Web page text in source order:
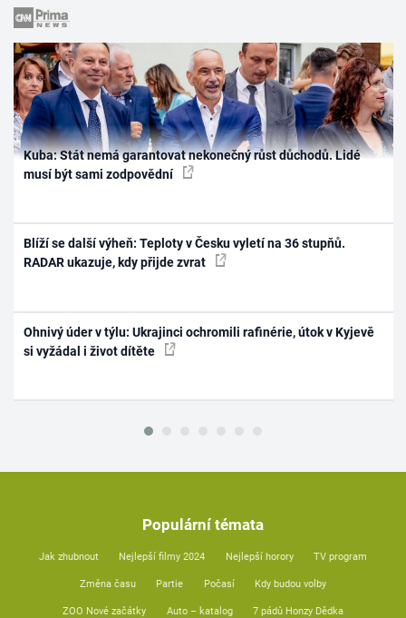
Kuba: Stát nemá garantovat nekonečný růst důchodů. Lidé
musí být sami zodpovědní
Blíží se další výheň: Teploty v Česku vyletí na 36 stupňů.
RADAR ukazuje, kdy přijde zvrat
Ohnivý úder v týlu: Ukrajinci ochromili rafinérie, útok v Kyjevě
si vyžádal i život dítěte
Populární témata
Jak zhubnout Nejlepší filmy 2024 Nejlepší horory TV program
Změna času Partie Počasí Kdy budou volby
ZOO Nové začátky Auto – katalog 7 pádů Honzy Dědka